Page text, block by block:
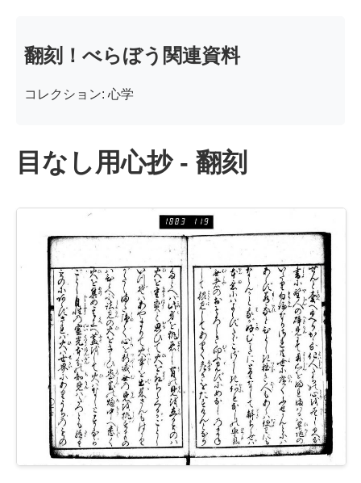
翻刻！べらぼう関連資料
コレクション: 心学
目なし用心抄 - 翻刻